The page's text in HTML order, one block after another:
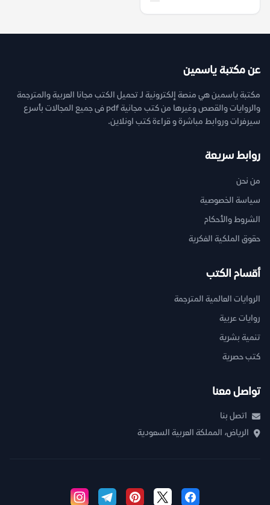
عن مكتبة ياسمين
مكتبة ياسمين هي منصة إلكترونية لـ تحميل الكتب مجانا العربية والمترجمة
والروايات والقصص وغيرها من كتب مجانية pdf فى جميع المجالات بأسرع
سيرفرات وروابط مباشرة و قراءة كتب اونلاين.
روابط سريعة
من نحن
سياسة الخصوصية
الشروط والأحكام
حقوق الملكية الفكرية
أقسام الكتب
الروايات العالمية المترجمة
روايات عربية
تنمية بشرية
كتب حصرية
تواصل معنا
اتصل بنا
الرياض، المملكة العربية السعودية